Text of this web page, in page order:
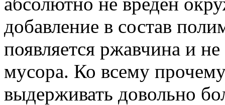
добавление в состав
появляется ржавчина и
мусора. Ко всему
выдерживать довольно